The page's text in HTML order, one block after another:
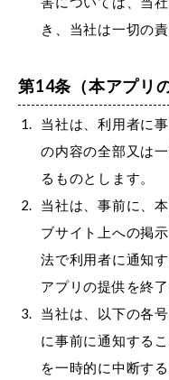
き、当社は一切の
第14条（本アプリ
当社は、利用者に
の内容の全部又は
るものとします。
当社は、事前に、
ブサイト上への掲
法で利用者に通知
アプリの提供を終
当社は、以下の各
に事前に通知する
を一時的に中断す